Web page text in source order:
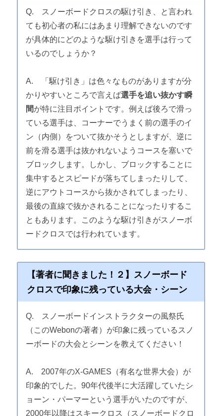
Q. スノーボードクロスの駆け引き、と言われ
ても初心者の私にはあまり理解できないのです
が具体的にどのような駆け引きを選手は行って
いるのでしょうか？
A. 「駆け引き」は色々なものがありますが分
かりやすいところで言えば選手を追い抜かす瞬
間が特に注目ポイントです。例えば後ろで滑っ
ている選手は、コーナーでうまく前の選手のイ
ン（内側）をついて抜かそうとしますが、逆に
前を滑る選手は抜かれないようコースを塞いで
ブロックします。しかし、ブロックすることに
集中するとスピードが落ちてしまったりして、
逆にアウトコースから抜かされてしまったり、
最後の直線で抜かされることになったりするこ
ともあります。このような駆け引きがスノーボ
ードクロスでは行われています。
【著者に聞きました！２】スノーボード
クロスで印象に残っている大会・シーン
Q. スノーボードインストラクターの風祭氏
（このWebonの著者）が印象に残っているスノ
ーボードの大会とシーンを教えてください！
A. 2007年のX-GAMES（有名な世界大会）が
印象的でした。90年代後半に大活躍していたシ
ョーン・パーマーという選手がいたのですが、
2000年以降はスキークロス（スノーボードクロ